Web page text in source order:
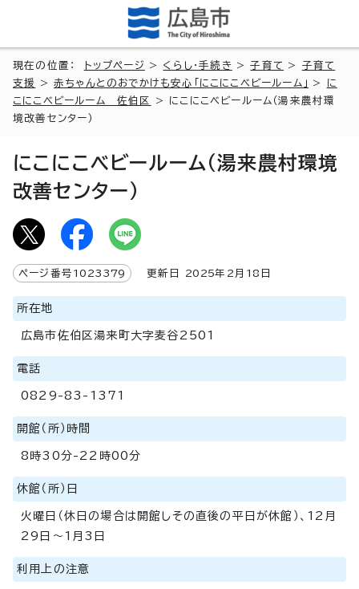
現在の位置： トップページ > くらし・手続き >子育て > 子育て
支援
>赤ちゃんとのおでかけも安心「にこにこベビールーム」 >
に
こにこベビールーム 佐伯区
> にこにこベビールーム（湯来農村環
境改善センター）
にこにこベビールーム（湯来農村環境
改善センター）
ページ番号 1023379 更新日 2025年2月 18 日
所在地
広島市佐伯区湯来町大字麦谷2501
電話
0829-83-1371
開館（所）時間
8時30分-22時00分
休館（所）日
火曜日（休日の場合は開館しその直後の平日が休館）、12月
29日～1月3日
利用上の注意